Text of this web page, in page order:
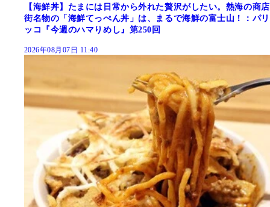
【海鮮丼】たまには日常から外れた贅沢がしたい。熱海の商店
街名物の「海鮮てっぺん丼」は、まるで海鮮の富士山！：パリ
ッコ『今週のハマりめし』第250回
2026年08月07日 11:40